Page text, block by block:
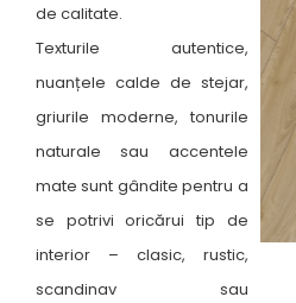
de calitate.
Texturile autentice,
nuanțele calde de stejar,
griurile moderne, tonurile
naturale sau accentele
mate sunt gândite pentru a
se potrivi oricărui tip de
interior – clasic, rustic,
scandinav sau